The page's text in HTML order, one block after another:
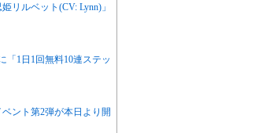
リルベット(CV: Lynn)」
「1日1回無料10連ステッ
ント第2弾が本日より開